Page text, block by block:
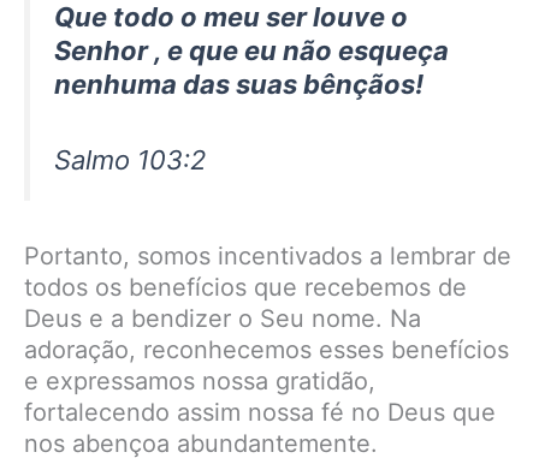
Que todo o meu ser louve o
Senhor , e que eu não esqueça
nenhuma das suas bênçãos!
Salmo 103:2
Portanto, somos incentivados a lembrar de
todos os benefícios que recebemos de
Deus e a bendizer o Seu nome. Na
adoração, reconhecemos esses benefícios
e expressamos nossa gratidão,
fortalecendo assim nossa fé no Deus que
nos abençoa abundantemente.